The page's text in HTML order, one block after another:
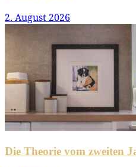
2. August 2026
Die Theorie vom zweiten